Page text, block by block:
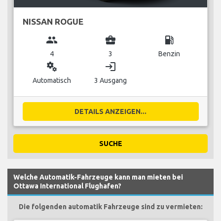
NISSAN ROGUE
group
4
business_center
3
local_gas_station
Benzin
miscellaneous_services
Automatisch
login
3 Ausgang
DETAILS ANZEIGEN...
SUCHE
Welche Automatik-Fahrzeuge kann man mieten bei
Ottawa International Flughafen?
Die folgenden automatik Fahrzeuge sind zu vermieten: